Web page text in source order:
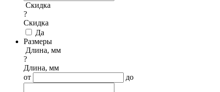
Скидка
?
Скидка
Да
Размеры
Длина, мм
?
Длина, мм
от
до